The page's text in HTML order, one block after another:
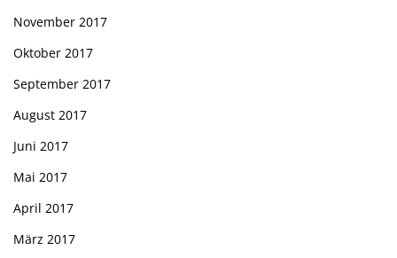
November 2017
Oktober 2017
September 2017
August 2017
Juni 2017
Mai 2017
April 2017
März 2017